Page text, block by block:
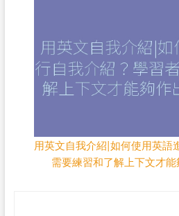
用英文自我介紹|如何使用英語
需要練習和了解上下文才